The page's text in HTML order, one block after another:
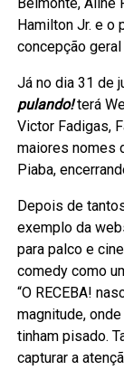
Hamilton Jr. e o
concepção
Já no dia 31 de
pulando!terá
Victor Fadigas,
maiores nomes
Piaba,
Depois de
exemplo da
para palco e
comedy como
“O RECEBA!
magnitude,
tinham pisado.
capturar a